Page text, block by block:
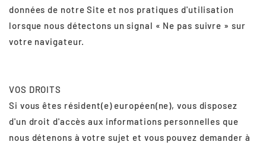
données de notre Site et nos pratiques d'utilisation
lorsque nous détectons un signal « Ne pas suivre » sur
votre navigateur.
VOS DROITS
Si vous êtes résident(e) européen(ne), vous disposez
d'un droit d'accès aux informations personnelles que
nous détenons à votre sujet et vous pouvez demander à